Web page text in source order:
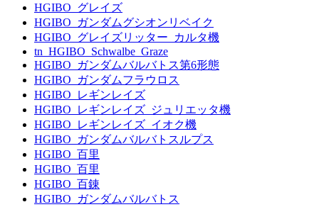
HGIBO_グレイズ
HGIBO_ガンダムグシオンリベイク
HGIBO_グレイズリッター_カルタ機
tn_HGIBO_Schwalbe_Graze
HGIBO_ガンダムバルバトス第6形態
HGIBO_ガンダムフラウロス
HGIBO_レギンレイズ
HGIBO_レギンレイズ_ジュリエッタ機
HGIBO_レギンレイズ_イオク機
HGIBO_ガンダムバルバトスルプス
HGIBO_百里
HGIBO_百里
HGIBO_百錬
HGIBO_ガンダムバルバトス